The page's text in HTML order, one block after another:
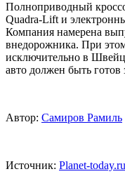
Полноприводный
Quadra-Lift и
Компания намерена
внедорожника. При
исключительно в
авто должен быть готов
Автор: Самиров Рамиль
Источник: Рlanet-today.ru